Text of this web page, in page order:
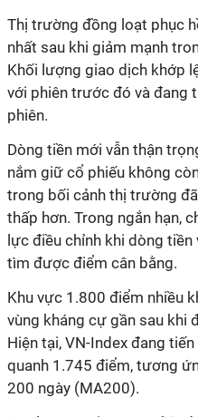
Thị trường đồng loạt phục
nhất sau khi giảm mạnh
Khối lượng giao dịch khớp
với phiên trước đó và đang
phiên.
Dòng tiền mới vẫn thận
nắm giữ cổ phiếu không
trong bối cảnh thị trường
thấp hơn. Trong ngắn hạn,
lực điều chỉnh khi dòng
tìm được điểm cân bằng.
Khu vực 1.800 điểm nhiều
vùng kháng cự gần sau khi
Hiện tại, VN-Index đang
quanh 1.745 điểm, tương
200 ngày (MA200).